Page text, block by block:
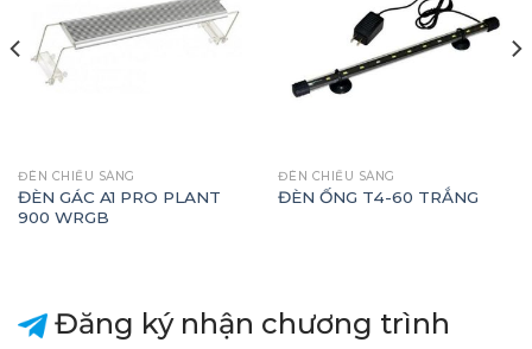
ĐÈN CHIẾU SÁNG
ĐÈN GÁC A1 PRO PLANT
900 WRGB
ĐÈN CHIẾU SÁNG
ĐÈN ỐNG T4-60 TRẮNG
Đăng ký nhận chương trình